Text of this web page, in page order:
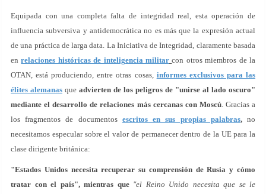
Equipada con una completa falta de integridad real, esta operación de
influencia subversiva y antidemocrática no es más que la expresión actual
de una práctica de larga data. La Iniciativa de Integridad, claramente basada
enrelaciones históricas de inteligencia militar con otros miembros de la
OTAN, está produciendo, entre otras cosas, informes exclusivos para las
élites alemanas que advierten de los peligros de "unirse al lado oscuro"
mediante el desarrollo de relaciones más cercanas con Moscú. Gracias a
los fragmentos de documentos escritos en sus propias palabras,no
necesitamos especular sobre el valor de permanecer dentro de la UE para la
clase dirigente británica:
"Estados Unidos necesita recuperar su comprensión de Rusia y cómo
tratar con el país", mientras que "el Reino Unido necesita que se le